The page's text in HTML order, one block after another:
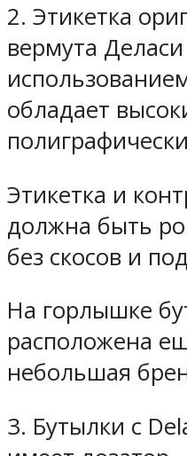
2. Этикетка
вермута
обладает
Этикетка и
должна быть
без скосов и
На горлышке
расположена
небольшая
3. Бутылки с